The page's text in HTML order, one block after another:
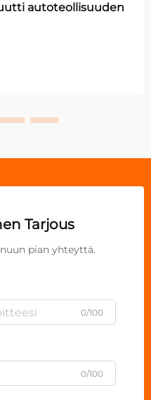
autoteollisuuden
Tarjous
pian yhteyttä.
0/100
0/100